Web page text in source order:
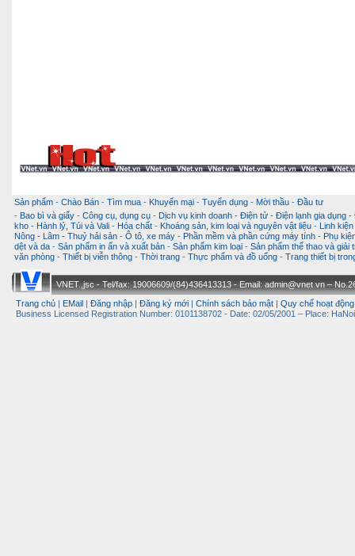
Sản phẩm - Chào Bán - Tìm mua - Khuyến mại - Tuyển dụng - Mời thầu - Đầu tư
- Bao bì và giấy - Công cụ, dụng cụ - Dịch vụ kinh doanh - Điện tử - Điện lạnh gia dụng -
kho - Hành lý, Túi và Vali - Hóa chất - Khoáng sản, kim loại và nguyên vật liệu -
Linh
Nông - Lâm - Thuỷ hải sản - Ô tô, xe máy - Phần mềm và phần cứng máy tính - Phụ
dệt và da - Sản phẩm in ấn và xuất bản - Sản phẩm kim loại - Sản phẩm thể thao và giải
văn phòng - Thiết bị viễn thông - Thời trang - Thực phẩm và đồ uống - Trang thiết bị
VNET.,jsc - Tel/fax: 19006609/(84)436413313 - Email: admin@vnet.vn –
Trang chủ
EMail Đăng nhập Đăng ký mới Chính sách bảo mật Quy chế hoạt động
Business Licensed Registration Number: 0101138702 - Date: 02/05/2001 – Place: